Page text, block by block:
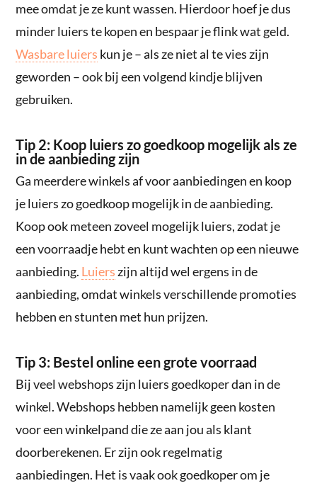
mee omdat je ze kunt wassen. Hierdoor hoef je dus
minder luiers te kopen en bespaar je flink wat geld.
Wasbare luiers kun je – als ze niet al te vies zijn
geworden – ook bij een volgend kindje blijven
gebruiken.
Tip 2: Koop luiers zo goedkoop mogelijk als ze
in de aanbieding zijn
Ga meerdere winkels af voor aanbiedingen en koop
je luiers zo goedkoop mogelijk in de aanbieding.
Koop ook meteen zoveel mogelijk luiers, zodat je
een voorraadje hebt en kunt wachten op een nieuwe
aanbieding. Luiers zijn altijd wel ergens in de
aanbieding, omdat winkels verschillende promoties
hebben en stunten met hun prijzen.
Tip 3: Bestel online een grote voorraad
Bij veel webshops zijn luiers goedkoper dan in de
winkel. Webshops hebben namelijk geen kosten
voor een winkelpand die ze aan jou als klant
doorberekenen. Er zijn ook regelmatig
aanbiedingen. Het is vaak ook goedkoper om je